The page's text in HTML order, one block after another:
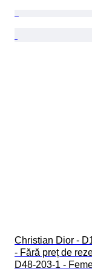
Christian Dior -
- Fără preț de
D48-203-1 -